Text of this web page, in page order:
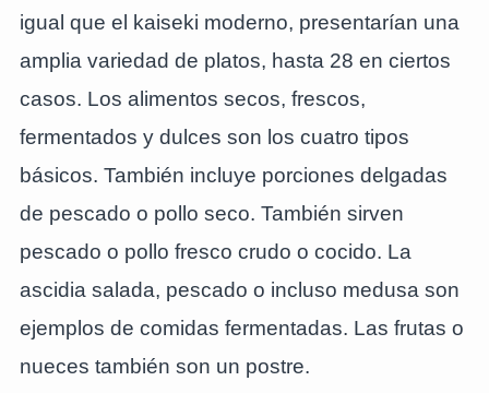
igual que el kaiseki moderno, presentarían una
amplia variedad de platos, hasta 28 en ciertos
casos. Los alimentos secos, frescos,
fermentados y dulces son los cuatro tipos
básicos. También incluye porciones delgadas
de pescado o pollo seco. También sirven
pescado o pollo fresco crudo o cocido. La
ascidia salada, pescado o incluso medusa son
ejemplos de comidas fermentadas. Las frutas o
nueces también son un postre.